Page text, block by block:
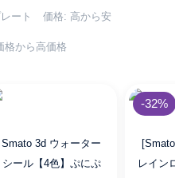
ート 価格: 高から安
格から高価格
Smato 3d ウォーター
シール【4色】ぷにぷ
[Smato]
レインロ
-32%